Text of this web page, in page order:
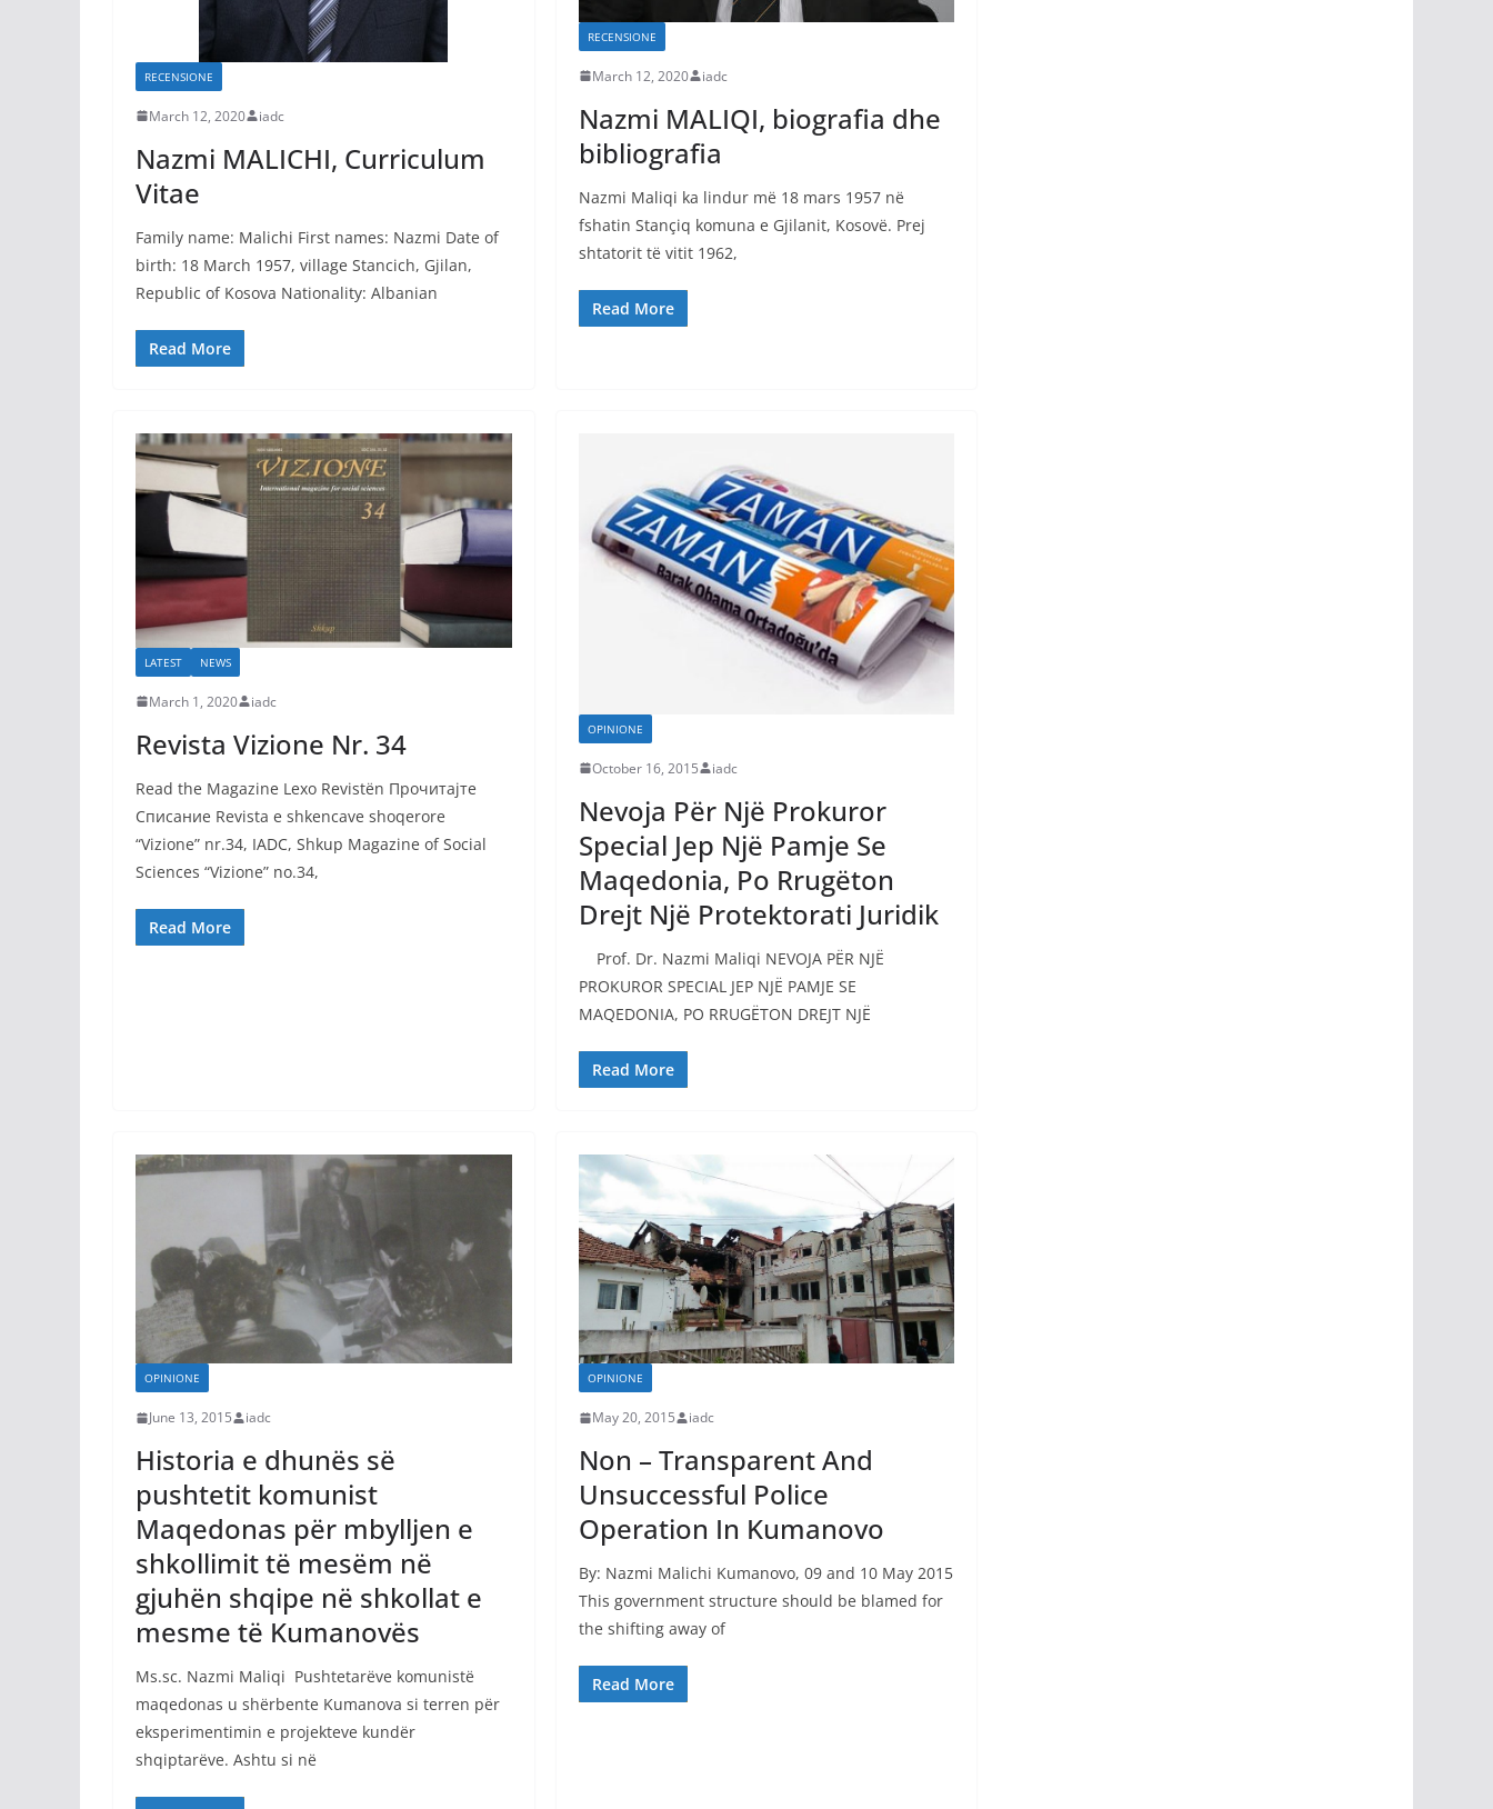
RECENSIONE
March 12, 2020 iadc
Nazmi MALICHI, Curriculum
Vitae
Family name: Malichi First names: Nazmi Date of
birth: 18 March 1957, village Stancich, Gjilan,
Republic of Kosova Nationality: Albanian
Read More
RECENSIONE
March 12, 2020 iadc
Nazmi MALIQI, biografia dhe
bibliografia
Nazmi Maliqi ka lindur më 18 mars 1957 në
fshatin Stançiq komuna e Gjilanit, Kosovë. Prej
shtatorit të vitit 1962,
Read More
LATEST NEWS
March 1, 2020 iadc
Revista Vizione Nr. 34
Read the Magazine Lexo Revistën Прочитајте
Списание Revista e shkencave shoqerore
“Vizione” nr.34, IADC, Shkup Magazine of Social
Sciences “Vizione” no.34,
Read More
OPINIONE
October 16, 2015 iadc
Nevoja Për Një Prokuror
Special Jep Një Pamje Se
Maqedonia, Po Rrugëton
Drejt Një Protektorati Juridik
Prof. Dr. Nazmi Maliqi NEVOJA PËR NJË
PROKUROR SPECIAL JEP NJË PAMJE SE
MAQEDONIA, PO RRUGËTON DREJT NJË
Read More
OPINIONE
June 13, 2015 iadc
Historia e dhunës së
pushtetit komunist
Maqedonas për mbylljen e
shkollimit të mesëm në
gjuhën shqipe në shkollat e
mesme të Kumanovës
Ms.sc. Nazmi Maliqi Pushtetarëve komunistë
maqedonas u shërbente Kumanova si terren për
eksperimentimin e projekteve kundër
shqiptarëve. Ashtu si në
OPINIONE
May 20, 2015 iadc
Non – Transparent And
Unsuccessful Police
Operation In Kumanovo
By: Nazmi Malichi Kumanovo, 09 and 10 May 2015
This government structure should be blamed for
the shifting away of
Read More